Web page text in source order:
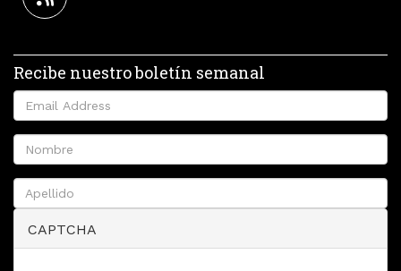
Recibe nuestro boletín semanal
CAPTCHA